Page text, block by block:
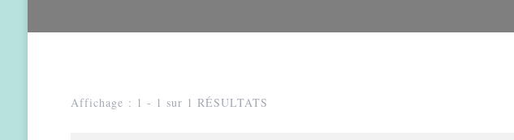
Affichage : 1 - 1 sur 1 RÉSULTATS